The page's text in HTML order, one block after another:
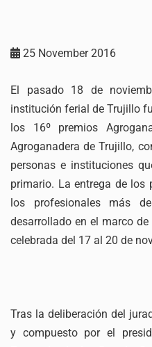
25 November 2016
El pasado 18 de
institución ferial de Trujillo
los 16º premios
Agroganadera de Trujillo,
personas e instituciones
primario. La entrega de los
los profesionales más
desarrollado en el marco
celebrada del 17 al 20 de
Tras la deliberación del
y compuesto por el